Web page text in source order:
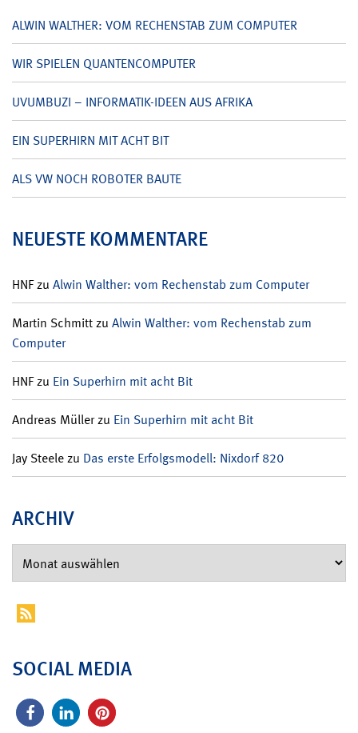
ALWIN WALTHER: VOM RECHENSTAB ZUM COMPUTER
WIR SPIELEN QUANTENCOMPUTER
UVUMBUZI – INFORMATIK-IDEEN AUS AFRIKA
EIN SUPERHIRN MIT ACHT BIT
ALS VW NOCH ROBOTER BAUTE
NEUESTE KOMMENTARE
HNFzu Alwin Walther: vom Rechenstab zum Computer
Martin Schmittzu Alwin Walther: vom Rechenstab zum
Computer
HNFzu Ein Superhirn mit acht Bit
Andreas Müllerzu Ein Superhirn mit acht Bit
Jay Steelezu Das erste Erfolgsmodell: Nixdorf 820
ARCHIV
SOCIAL MEDIA